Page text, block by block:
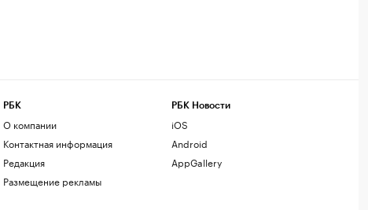
РБК
О компании
Контактная информация
Редакция
Размещение рекламы
РБК Новости
iOS
Android
AppGallery